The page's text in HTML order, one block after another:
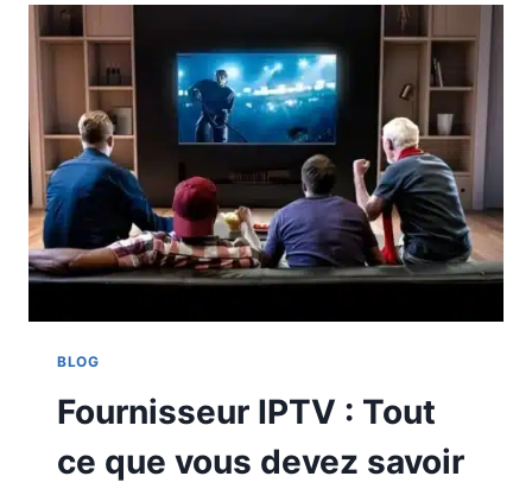
BLOG
Fournisseur IPTV : Tout
ce que vous devez savoir